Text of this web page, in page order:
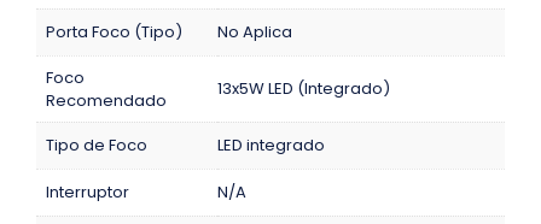
Porta Foco (Tipo)
No Aplica
Foco
Recomendado
13x5W LED (Integrado)
Tipo de Foco LED integrado
Interruptor
N/A